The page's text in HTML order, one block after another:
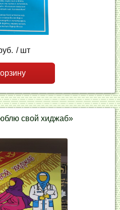
/ шт
свой хиджаб»